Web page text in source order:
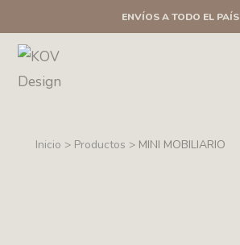
al
contenido
ENVÍOS A TODO EL PAÍS
Inicio > Productos > MINI MOBILIARIO